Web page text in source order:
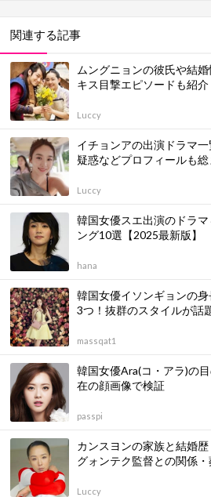
関連する記事
ムングニョンの彼氏や結
キス目撃エピソードも紹介
Luccy
イチョンアの出演ドラマ
疑惑などプロフィールも総
Luccy
韓国女優スエ出演のドラ
ング10選【2025最新版】
hana
韓国女優イソンギョンの
3つ！抜群のスタイルが話
massqat1
韓国女優Ara(コ・アラ)の
在の顔画像で検証
passpi
カンスヨンの家族と結婚
グォンテク監督との関係
Luccy